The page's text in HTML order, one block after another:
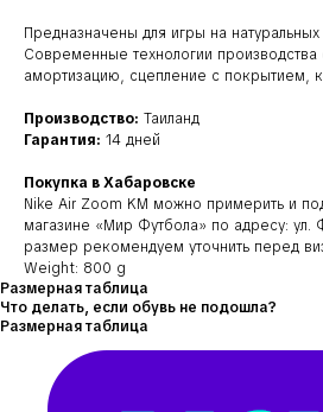
Предназначены для игры на
Современные технологии
амортизацию, сцепление с покрытием,
Производство: Таиланд
Гарантия: 14 дней
Покупка в Хабаровске
Nike Air Zoom KM можно примерить и
магазине «Мир Футбола» по адресу: ул.
размер рекомендуем уточнить перед
Weight: 800 g
Размерная таблица
Что делать, если обувь не подошла?
Размерная таблица